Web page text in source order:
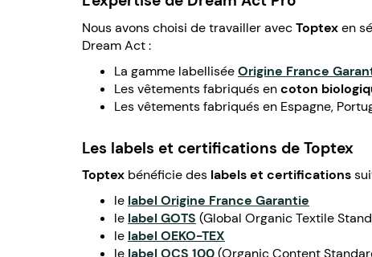
Nous avons choisi de travailler avecToptexen
Dream Act :
La gamme labelliséeOrigine France
Les vêtements fabriqués encoton
Les vêtements fabriqués en Espagne,
Les labels et certifications de Toptex
Toptex bénéficie des labels et certifications
le label Origine France Garantie
le label GOTS (Global Organic Textile
le label OEKO-TEX
le label OCS 100(Organic Content